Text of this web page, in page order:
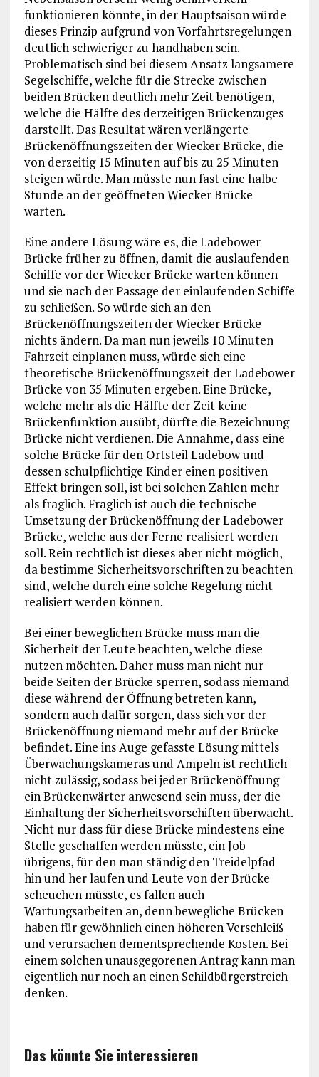
funktionieren könnte, in der Hauptsaison würde
dieses Prinzip aufgrund von Vorfahrtsregelungen
deutlich schwieriger zu handhaben sein.
Problematisch sind bei diesem Ansatz langsamere
Segelschiffe, welche für die Strecke zwischen
beiden Brücken deutlich mehr Zeit benötigen,
welche die Hälfte des derzeitigen Brückenzuges
darstellt. Das Resultat wären verlängerte
Brückenöffnungszeiten der Wiecker Brücke, die
von derzeitig 15 Minuten auf bis zu 25 Minuten
steigen würde. Man müsste nun fast eine halbe
Stunde an der geöffneten Wiecker Brücke
warten.
Eine andere Lösung wäre es, die Ladebower
Brücke früher zu öffnen, damit die auslaufenden
Schiffe vor der Wiecker Brücke warten können
und sie nach der Passage der einlaufenden Schiffe
zu schließen. So würde sich an den
Brückenöffnungszeiten der Wiecker Brücke
nichts ändern. Da man nun jeweils 10 Minuten
Fahrzeit einplanen muss, würde sich eine
theoretische Brückenöffnungszeit der Ladebower
Brücke von 35 Minuten ergeben. Eine Brücke,
welche mehr als die Hälfte der Zeit keine
Brückenfunktion ausübt, dürfte die Bezeichnung
Brücke nicht verdienen. Die Annahme, dass eine
solche Brücke für den Ortsteil Ladebow und
dessen schulpflichtige Kinder einen positiven
Effekt bringen soll, ist bei solchen Zahlen mehr
als fraglich. Fraglich ist auch die technische
Umsetzung der Brückenöffnung der Ladebower
Brücke, welche aus der Ferne realisiert werden
soll. Rein rechtlich ist dieses aber nicht möglich,
da bestimme Sicherheitsvorschriften zu beachten
sind, welche durch eine solche Regelung nicht
realisiert werden können.
Bei einer beweglichen Brücke muss man die
Sicherheit der Leute beachten, welche diese
nutzen möchten. Daher muss man nicht nur
beide Seiten der Brücke sperren, sodass niemand
diese während der Öffnung betreten kann,
sondern auch dafür sorgen, dass sich vor der
Brückenöffnung niemand mehr auf der Brücke
befindet. Eine ins Auge gefasste Lösung mittels
Überwachungskameras und Ampeln ist rechtlich
nicht zulässig, sodass bei jeder Brückenöffnung
ein Brückenwärter anwesend sein muss, der die
Einhaltung der Sicherheitsvorschiften überwacht.
Nicht nur dass für diese Brücke mindestens eine
Stelle geschaffen werden müsste, ein Job
übrigens, für den man ständig den Treidelpfad
hin und her laufen und Leute von der Brücke
scheuchen müsste, es fallen auch
Wartungsarbeiten an, denn bewegliche Brücken
haben für gewöhnlich einen höheren Verschleiß
und verursachen dementsprechende Kosten. Bei
einem solchen unausgegorenen Antrag kann man
eigentlich nur noch an einen Schildbürgerstreich
denken.
Das könnte Sie interessieren